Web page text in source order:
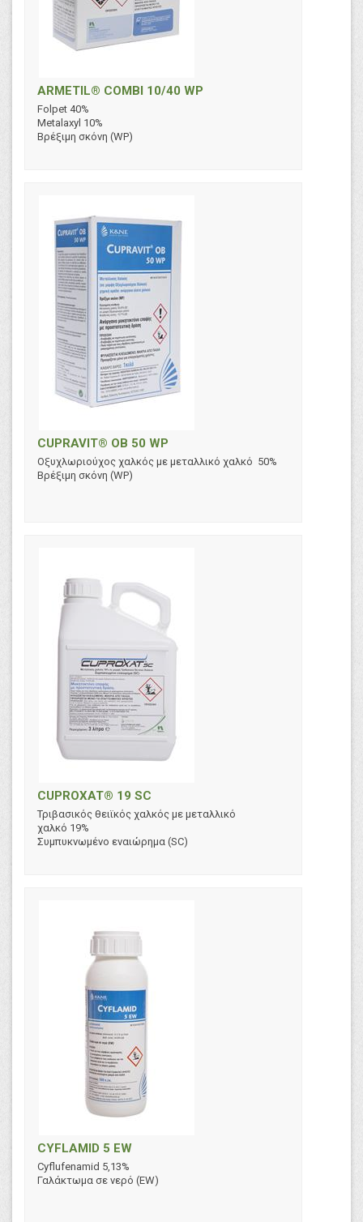
ARMETIL® COMBI 10/40 WP
Folpet 40%
Metalaxyl 10%
Βρέξιμη σκόνη (WP)
CUPRAVIT® OB 50 WP
Οξυχλωριούχος χαλκός με μεταλλικό χαλκό 50%
Βρέξιμη σκόνη (WP)
CUPROXAT® 19 SC
Τριβασικός θειϊκός χαλκός με μεταλλικό
χαλκό 19%
Συμπυκνωμένο εναιώρημα (SC)
CYFLAMID 5 EW
Cyflufenamid 5,13%
Γαλάκτωμα σε νερό (EW)